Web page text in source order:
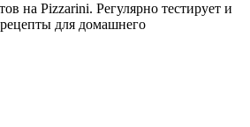
на Pizzarini. Регулярно тестирует и
для домашнего